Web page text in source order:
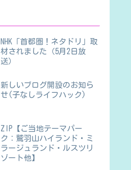
NHK「首都圏！ネタドリ」取
材されました（5月2日放
送）
新しいブログ開設のお知ら
せ(子なしライフハック)
ZIP【ご当地テーマパー
ク：鷲羽山ハイランド・ミ
ラージュランド・ルスツリ
ゾート他】